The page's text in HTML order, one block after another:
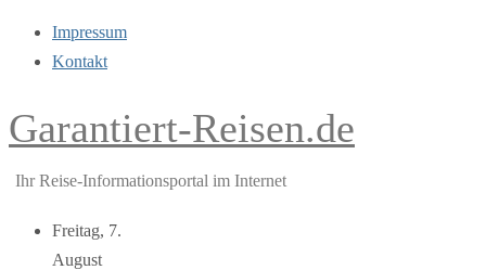
Impressum
Kontakt
Garantiert-Reisen.de
Ihr Reise-Informationsportal im Internet
Freitag, 7.
August